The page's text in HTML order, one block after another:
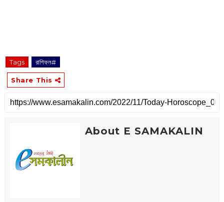
Tags রাশিফল#
Share This
About E SAMAKALIN